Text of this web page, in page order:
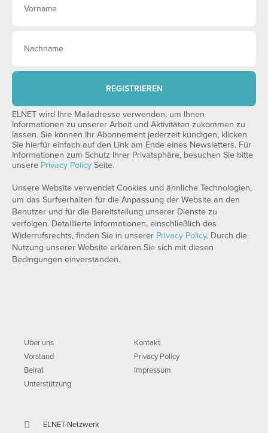
REGISTRIEREN
ELNET wird Ihre Mailadresse verwenden, um Ihnen
Informationen zu unserer Arbeit und Aktivitäten zukommen zu
lassen. Sie können Ihr Abonnement jederzeit kündigen, klicken
Sie hierfür einfach auf den Link am Ende eines Newsletters. Für
Informationen zum Schutz Ihrer Privatsphäre, besuchen Sie bitte
unsere Privacy Policy Seite.
Unsere Website verwendet Cookies und ähnliche Technologien,
um das Surfverhalten für die Anpassung der Website an den
Benutzer und für die Bereitstellung unserer Dienste zu
verfolgen. Detaillierte Informationen, einschließlich des
Widerrufsrechts, finden Sie in unserer Privacy Policy. Durch die
Nutzung unserer Website erklären Sie sich mit diesen
Bedingungen einverstanden.
Über uns
Vorstand
Beirat
Unterstützung
Kontakt
Privacy Policy
Impressum
ELNET-Netzwerk